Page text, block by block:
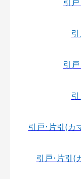
引
引戸･片引(カ
引戸･片引(